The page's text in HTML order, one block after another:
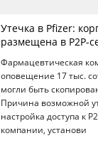
Утечка в Pfizer:
размещена в P2P-
Фармацевтическая
оповещение 17 тыс.
могли быть
Причина возможной
настройка доступа к
компании, установи